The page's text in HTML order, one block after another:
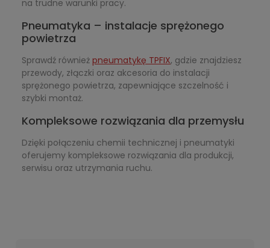
na trudne warunki pracy.
Pneumatyka – instalacje sprężonego
powietrza
Sprawdź również pneumatykę TPFIX, gdzie znajdziesz
przewody, złączki oraz akcesoria do instalacji
sprężonego powietrza, zapewniające szczelność i
szybki montaż.
Kompleksowe rozwiązania dla przemysłu
Dzięki połączeniu chemii technicznej i pneumatyki
oferujemy kompleksowe rozwiązania dla produkcji,
serwisu oraz utrzymania ruchu.